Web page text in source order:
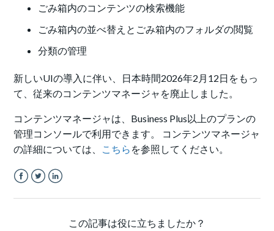
ごみ箱内のコンテンツの検索機能
ごみ箱内の並べ替えとごみ箱内のフォルダの閲覧
分類の管理
新しいUIの導入に伴い、日本時間2026年2月12日をもっ
て、従来のコンテンツマネージャを廃止しました。
コンテンツマネージャは、Business Plus以上のプランの
管理コンソールで利用できます。 コンテンツマネージャ
の詳細については、 こちら を参照してください。
この記事は役に立ちましたか？